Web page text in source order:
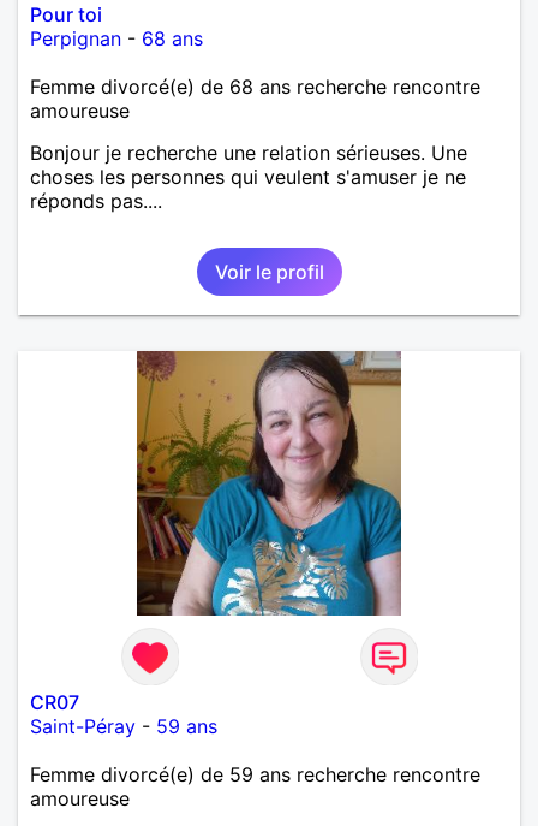
Pour toi
Perpignan - 68 ans
Femme divorcé(e) de 68 ans recherche rencontre
amoureuse
Bonjour je recherche une relation sérieuses. Une
choses les personnes qui veulent s'amuser je ne
réponds pas....
Voir le profil
CR07
Saint-Péray - 59 ans
Femme divorcé(e) de 59 ans recherche rencontre
amoureuse